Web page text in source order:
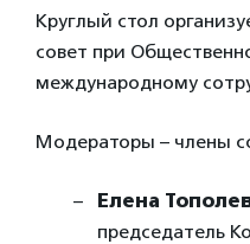
Круглый стол
совет при
международному
Модераторы – члены
Елена
председатель